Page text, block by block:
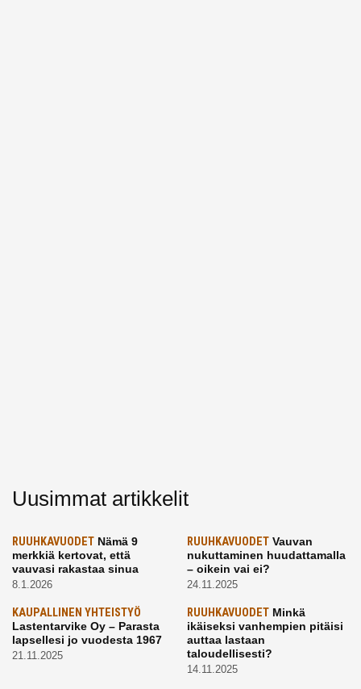
Uusimmat artikkelit
RUUHKAVUODET Nämä 9
merkkiä kertovat, että
vauvasi rakastaa sinua
8.1.2026
RUUHKAVUODETVauvan
nukuttaminen huudattamalla
– oikein vai ei?
24.11.2025
KAUPALLINEN YHTEISTYÖ
Lastentarvike Oy – Parasta
lapsellesi jo vuodesta 1967
21.11.2025
RUUHKAVUODETMinkä
ikäiseksi vanhempien pitäisi
auttaa lastaan
taloudellisesti?
14.11.2025